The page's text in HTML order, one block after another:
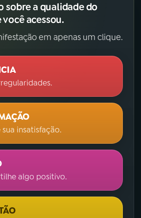
sobre a qualidade do
acessou.
em apenas um clique.
sua insatisfação.
algo positivo.